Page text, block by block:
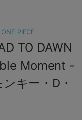
ONE PIECE
TO DAWN
Moment -
キー・D・